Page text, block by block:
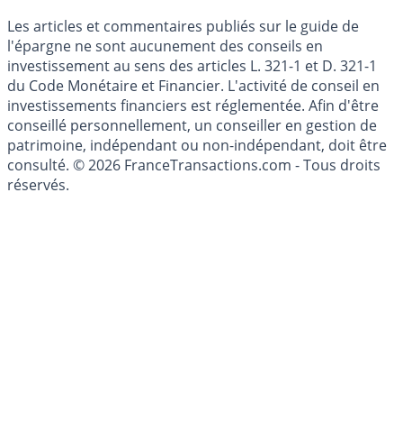
Cookies
Les articles et commentaires publiés sur le guide de
l'épargne ne sont aucunement des conseils en
investissement au sens des articles L. 321-1 et D. 321-1
du Code Monétaire et Financier. L'activité de conseil en
investissements financiers est réglementée. Afin d'être
conseillé personnellement, un conseiller en gestion de
patrimoine, indépendant ou non-indépendant, doit être